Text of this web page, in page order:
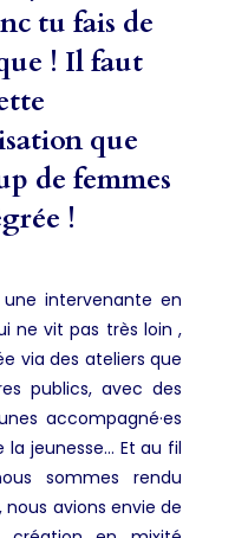
tu fais de
! Il faut
que
de femmes
!
intervenante en
ne vit pas très loin ,
via des ateliers que
publics, avec des
accompagné·es
jeunesse… Et au fil
sommes rendu
avions envie de